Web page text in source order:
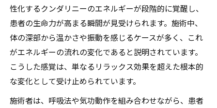
性化するクンダリニーのエネルギーが段階的に覚醒し、
患者の生命力が高まる瞬間が見受けられます。施術中、
体の深部から温かさや振動を感じるケースが多く、これ
がエネルギーの流れの変化であると説明されています。
こうした感覚は、単なるリラックス効果を超えた根本的
な変化として受け止められています。
施術者は、呼吸法や気功動作を組み合わせながら、患者